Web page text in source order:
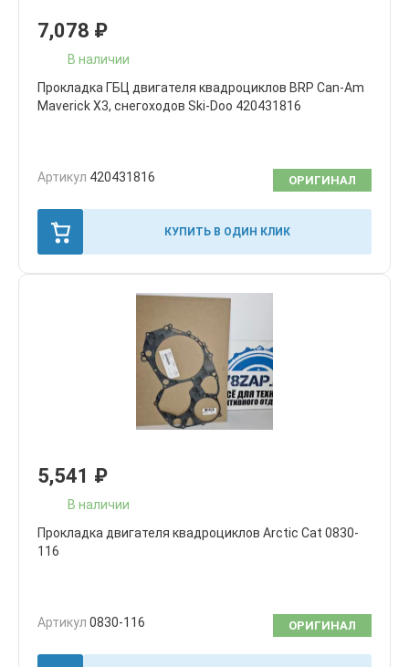
7,078 ₽
В наличии
Прокладка ГБЦ двигателя квадроциклов BRP Can-Am
Maverick X3, снегоходов Ski-Doo 420431816
Артикул 420431816 ОРИГИНАЛ
КУПИТЬ В ОДИН КЛИК
5,541 ₽
В наличии
Прокладка двигателя квадроциклов Arctic Cat 0830-
116
Артикул 0830-116 ОРИГИНАЛ